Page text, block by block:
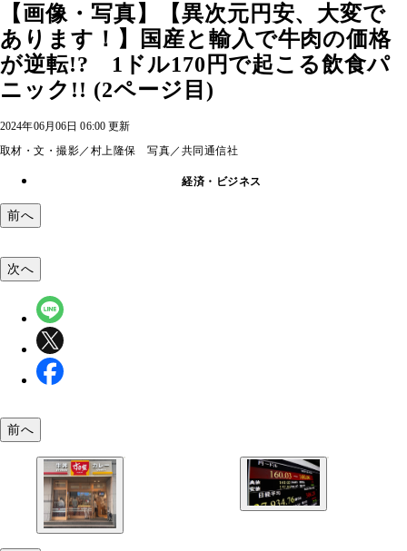
【画像・写真】【異次元円安、大変で
あります！】国産と輸入で牛肉の価格
が逆転!? 1ドル170円で起こる飲食パ
ニック!! (2ページ目)
2024年06月06日 06:00 更新
取材・文・撮影／村上隆保 写真／共同通信社
経済・ビジネス
前へ
4月29日に1ドル160円を突破した円ドル相場。その
次へ
前へ